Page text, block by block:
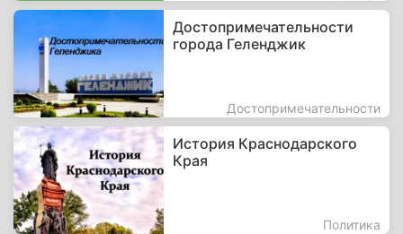
Достопримечательности
города Геленджик
Достопримечательности
История Краснодарского
Края
Политика